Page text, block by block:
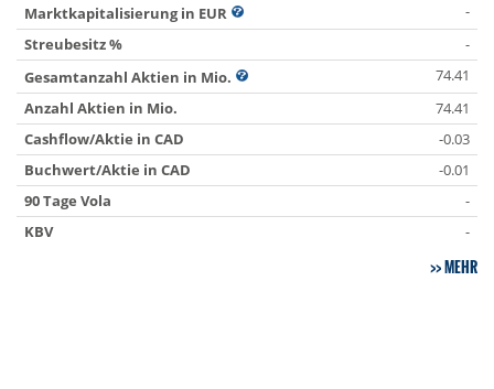
Marktkapitalisierung in EUR
-
Streubesitz %
-
Gesamtanzahl Aktien in Mio.
74.41
Anzahl Aktien in Mio.
74.41
Cashflow/Aktie in CAD
-0.03
Buchwert/Aktie in CAD
-0.01
90 Tage Vola
-
KBV
-
MEHR